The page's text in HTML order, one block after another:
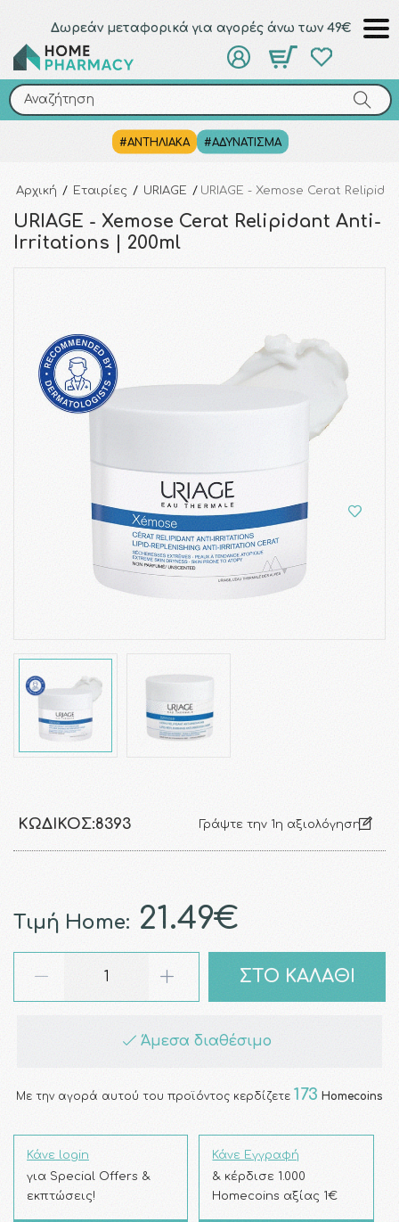
Δωρεάν μεταφορικά για αγορές άνω των 49€
Αναζήτηση
#ΑΝΤΗΛΙΑΚΑ #ΑΔΥΝΑΤΙΣΜΑ
Αναζήτηση
Αρχική / Εταιρίες / URIAGE / URIAGE - Xemose Cerat
URIAGE - Xemose Cerat Relipidant Anti-
Irritations | 200ml
ΚΩΔΙΚΌΣ:8393 Γράψτε την 1η αξιολόγηση
Τιμή Home: 21.49€
ΣΤΟ ΚΑΛΑΘΙ
Άμεσα διαθέσιμο
Με την αγορά αυτού του προϊόντος κερδίζετε 173 Homecoins
Κάνε login
για Special Offers &
εκπτώσεις!
Κάνε Εγγραφή
& κέρδισε 1.000
Homecoins αξίας 1€